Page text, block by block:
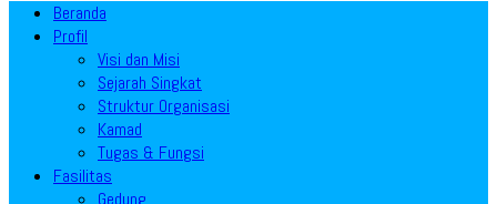
Beranda
Profil
Visi dan Misi
Sejarah Singkat
Struktur Organisasi
Kamad
Tugas & Fungsi
Fasilitas
Gedung